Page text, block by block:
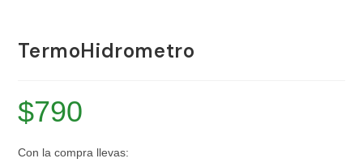
TermoHidrometro
$790
Con la compra llevas: